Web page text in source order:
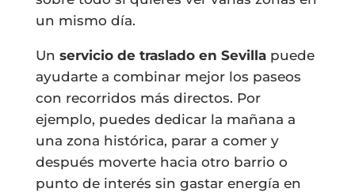
un mismo día.
Un servicio de traslado en Sevillapuede
ayudarte a combinar mejor los paseos
con recorridos más directos. Por
ejemplo, puedes dedicar la mañana a
una zona histórica, parar a comer y
después moverte hacia otro barrio o
punto de interés sin gastar energía en